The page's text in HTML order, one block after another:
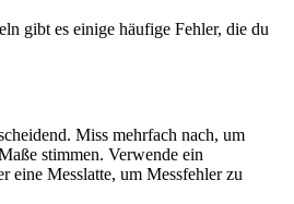
gibt es einige häufige Fehler, die du
Miss mehrfach nach, um
stimmen. Verwende ein
eine Messlatte, um Messfehler zu